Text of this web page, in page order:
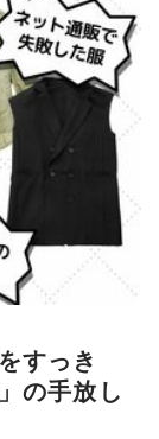
すっき
の手放し